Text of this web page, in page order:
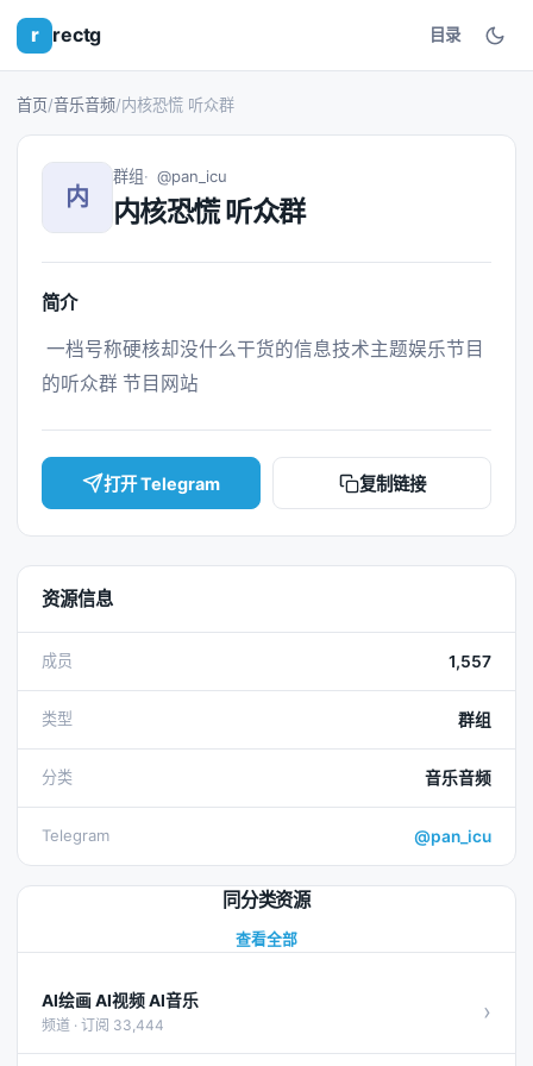
r rectg 目录
首页/音乐音频/内核恐慌 听众群
内
群组 @pan_icu
内核恐慌 听众群
简介
的听众群 节目网站
打开 Telegram 复制链接
资源信息
成员 1,557
类型 群组
分类 音乐音频
Telegram @pan_icu
同分类资源
查看全部
AI绘画 AI视频 AI音乐
频道 · 订阅 33,444 ›